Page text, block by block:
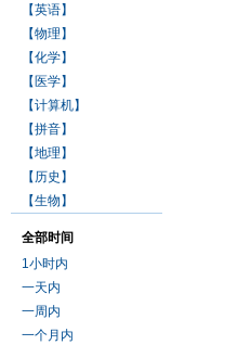
【英语】
【物理】
【化学】
【医学】
【计算机】
【拼音】
【地理】
【历史】
【生物】
全部时间
1小时内
一天内
一周内
一个月内